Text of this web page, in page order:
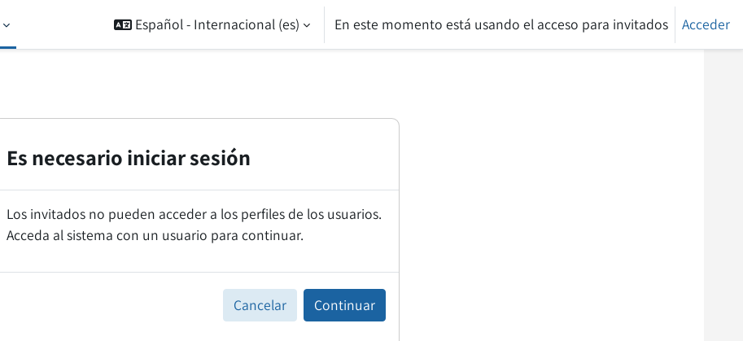
Español - Internacional ‎(es)‎ En este momento está usando el acceso para invitados Acceder
Es necesario iniciar sesión
Los invitados no pueden acceder a los perfiles de los usuarios.
Acceda al sistema con un usuario para continuar.
Cancelar Continuar